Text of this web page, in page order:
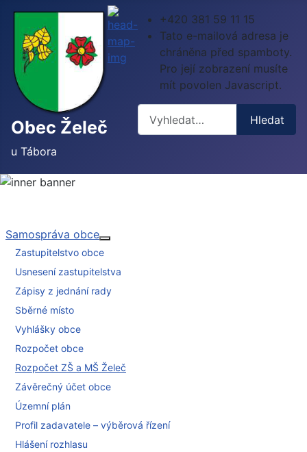
Obec Želeč
u Tábora
+420 381 59 11 15
Tato e-mailová adresa je
chráněna před spamboty.
Pro její zobrazení musíte
mít povolen Javascript.
Hledat
Samospráva obce
Zastupitelstvo obce
Usnesení zastupitelstva
Zápisy z jednání rady
Sběrné místo
Vyhlášky obce
Rozpočet obce
Rozpočet ZŠ a MŠ Želeč
Závěrečný účet obce
Územní plán
Profil zadavatele – výběrová řízení
Hlášení rozhlasu